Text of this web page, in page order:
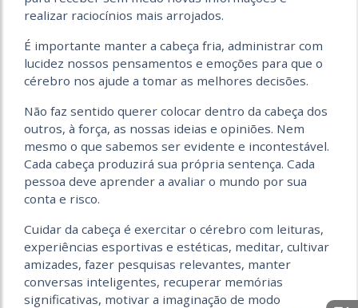
realizar raciocínios mais arrojados.
É importante manter a cabeça fria, administrar com
lucidez nossos pensamentos e emoções para que o
cérebro nos ajude a tomar as melhores decisões.
Não faz sentido querer colocar dentro da cabeça dos
outros, à força, as nossas ideias e opiniões. Nem
mesmo o que sabemos ser evidente e incontestável.
Cada cabeça produzirá sua própria sentença. Cada
pessoa deve aprender a avaliar o mundo por sua
conta e risco.
Cuidar da cabeça é exercitar o cérebro com leituras,
experiências esportivas e estéticas, meditar, cultivar
amizades, fazer pesquisas relevantes, manter
conversas inteligentes, recuperar memórias
significativas, motivar a imaginação de modo